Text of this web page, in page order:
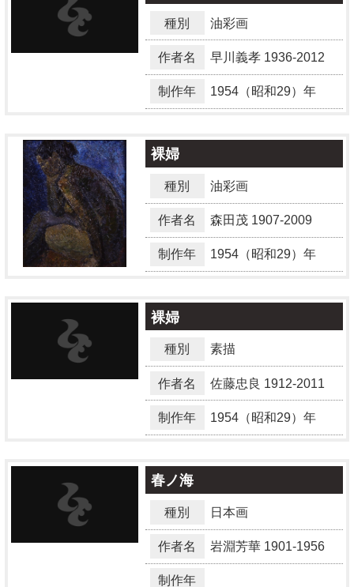
種別 油彩画
作者名 早川義孝 1936-2012
制作年 1954（昭和29）年
裸婦
種別 油彩画
作者名 森田茂 1907-2009
制作年 1954（昭和29）年
裸婦
種別 素描
作者名 佐藤忠良 1912-2011
制作年 1954（昭和29）年
春ノ海
種別 日本画
作者名 岩淵芳華 1901-1956
制作年